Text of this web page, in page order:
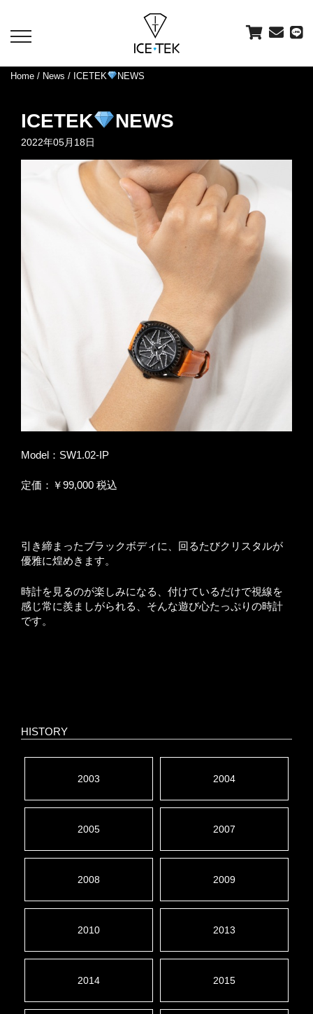
toggle
Home / News / ICETEK NEWS
ICETEK NEWS
2022年05月18日
Model：SW1.02-IP
定価：￥99,000 税込
引き締まったブラックボディに、回るたびクリスタルが
優雅に煌めきます。
時計を見るのが楽しみになる、付けているだけで視線を
感じ常に羨ましがられる、そんな遊び心たっぷりの時計
です。
HISTORY
2003 2004
2005 2007
2008 2009
2010 2013
2014 2015